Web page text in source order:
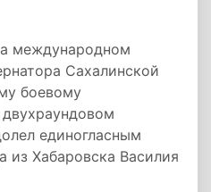
международном
Сахалинской
боевому
единогласным
из Хабаровска Василия